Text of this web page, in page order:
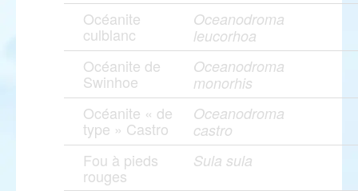
Océanite
culblanc
Oceanodroma
leucorhoa
Océanite de
Swinhoe
Oceanodroma
monorhis
Océanite « de
type » Castro
Oceanodroma
castro
Fou à pieds
rouges
Sula sula